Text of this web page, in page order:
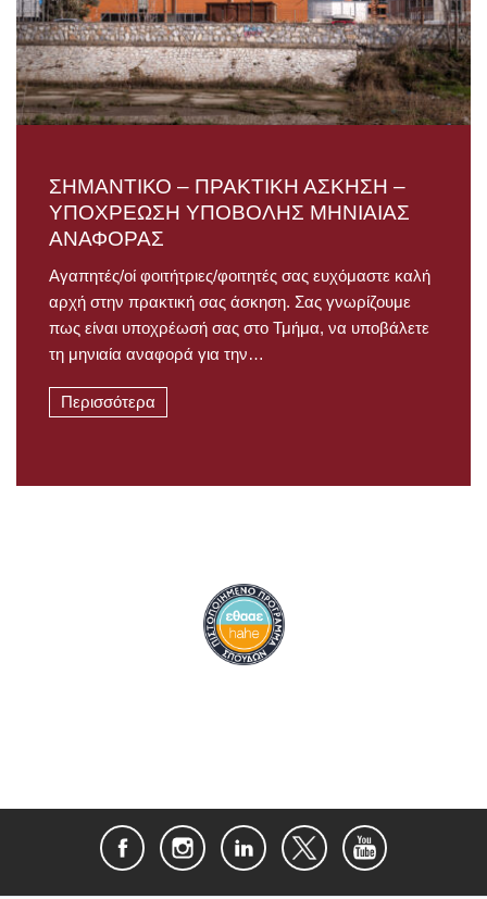
ΣΗΜΑΝΤΙΚΟ – ΠΡΑΚΤΙΚΗ ΑΣΚΗΣΗ –
ΥΠΟΧΡΕΩΣΗ ΥΠΟΒΟΛΗΣ ΜΗΝΙΑΙΑΣ
ΑΝΑΦΟΡΑΣ
Αγαπητές/οί φοιτήτριες/φοιτητές σας ευχόμαστε καλή
αρχή στην πρακτική σας άσκηση. Σας γνωρίζουμε
πως είναι υποχρέωσή σας στο Τμήμα, να υποβάλετε
τη μηνιαία αναφορά για την…
Περισσότερα